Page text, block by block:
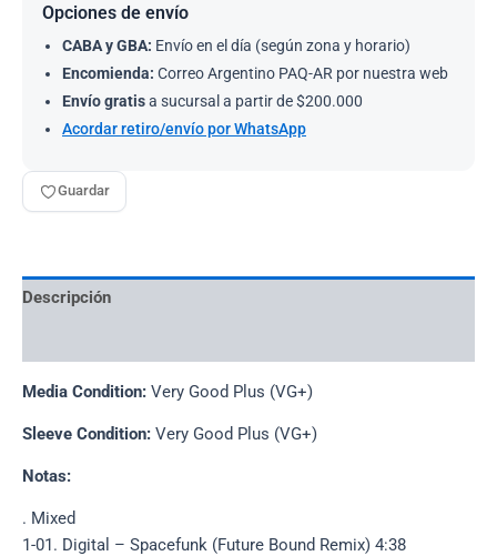
Opciones de envío
CABA y GBA: Envío en el día (según zona y horario)
Encomienda: Correo Argentino PAQ-AR por nuestra web
Envío gratisa sucursal a partir de $200.000
Acordar retiro/envío por WhatsApp
Guardar
Descripción
Media Condition: Very Good Plus (VG+)
Sleeve Condition: Very Good Plus (VG+)
Notas:
. Mixed
1-01. Digital – Spacefunk (Future Bound Remix) 4:38